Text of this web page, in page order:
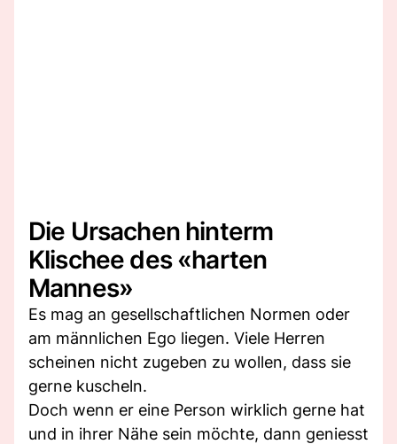
Die Ursachen hinterm
Klischee des «harten
Mannes»
Es mag an gesellschaftlichen Normen oder
am männlichen Ego liegen. Viele Herren
scheinen nicht zugeben zu wollen, dass sie
gerne kuscheln.
Doch wenn er eine Person wirklich gerne hat
und in ihrer Nähe sein möchte, dann geniesst